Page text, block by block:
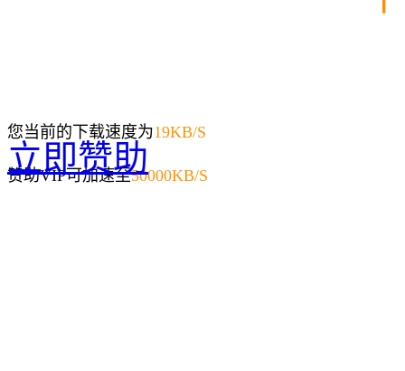
您当前的下载速度为19KB/S
赞助VIP可加速至50000KB/S
立即赞助